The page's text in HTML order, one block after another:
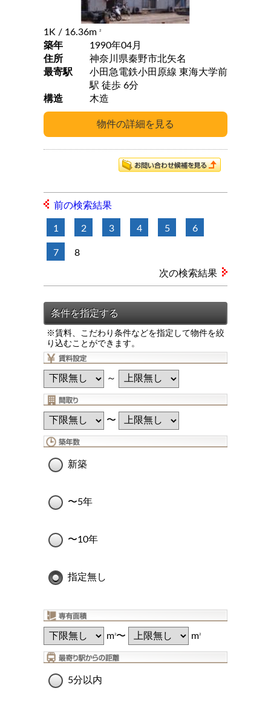
1K / 16.36m 2
築年
1990年04月
住所
神奈川県秦野市北矢名
最寄駅
小田急電鉄小田原線 東海大学前
駅 徒歩 6分
構造
木造
前の検索結果
1 2 3 4 5 6
7 8
※賃料、こだわり条件などを指定して物件を絞
り込むことができます。
～
〜
新築
〜5年
〜10年
指定無し
m2〜 m2
5分以内